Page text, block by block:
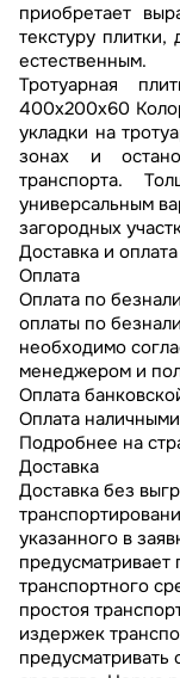
приобретает
текстуру
естественным.
Тротуарная
400x200x60
укладки на
зонах и
транспорта.
универсальным
загородных
Доставка и оплата
Оплата
Оплата по
оплаты по
необходимо
менеджером и
Оплата
Оплата
Подробнее на
Доставка
Доставка без
указанного в
транспортного
простоя
издержек
предусматривать